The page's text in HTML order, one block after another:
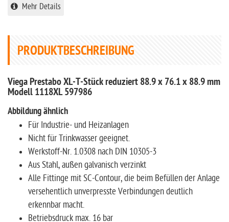
Mehr Details
PRODUKTBESCHREIBUNG
Viega Prestabo XL-T-Stück reduziert 88.9 x 76.1 x 88.9 mm
Modell 1118XL 597986
Abbildung ähnlich
Für Industrie- und Heizanlagen
Nicht für Trinkwasser geeignet.
Werkstoff-Nr. 1.0308 nach DIN 10305-3
Aus Stahl, außen galvanisch verzinkt
Alle Fittinge mit SC-Contour, die beim Befüllen der Anlage
versehentlich unverpresste Verbindungen deutlich
erkennbar macht.
Betriebsdruck max. 16 bar